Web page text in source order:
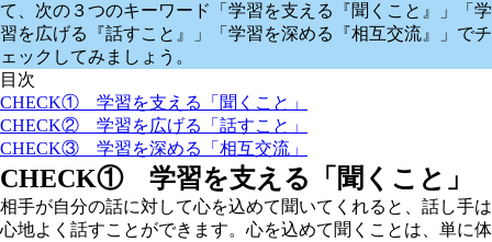
て、次の３つのキーワード
「学習を支える『聞くこと』」「学
習を広げる『話すこと』」「学習を深める『相互交流』」 でチ
ェックしてみましょう。
目次
CHECK① 学習を支える「聞くこと」
CHECK② 学習を広げる「話すこと」
CHECK③ 学習を深める「相互交流」
CHECK① 学習を支える「聞くこと」
相手が自分の話に対して心を込めて聞いてくれると、話し手は
心地よく話すことができます。心を込めて聞くことは、単に体